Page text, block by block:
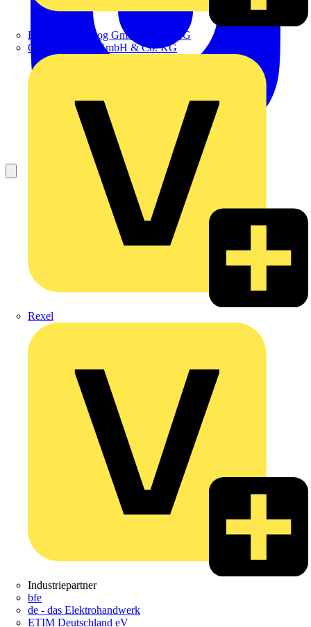
Hillmann & Ploog GmbH & Co. KG
Oskar Böttcher GmbH & Co. KG
Rexel
Industriepartner
bfe
de - das Elektrohandwerk
ETIM Deutschland eV